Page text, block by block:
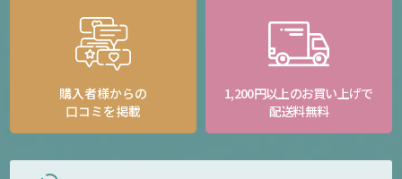
購入者様からの
口コミを掲載
1,200円以上のお買い上げで
配送料無料